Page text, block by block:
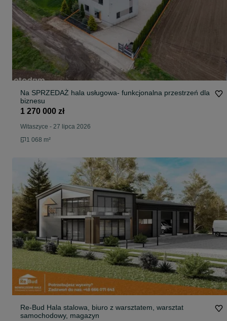
Na SPRZEDAŻ hala usługowa- funkcjonalna przestrzeń dla
biznesu
1 270 000 zł
Witaszyce - 27 lipca 2026
1 068 m²
Re-Bud Hala stalowa, biuro z warsztatem, warsztat
samochodowy, magazyn